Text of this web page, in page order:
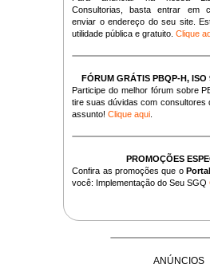
Consultorias, basta entrar em
enviar o endereço do seu site.
utilidade pública e gratuito.Clique
FÓRUM GRÁTIS PBQP-H, ISO
Participe do melhor fórum sobre
tire suas dúvidas com consultores
assunto!Clique aqui
PROMOÇÕES
Confira as promoções que o
você: Implementação do Seu SGQ
ANÚNCIOS